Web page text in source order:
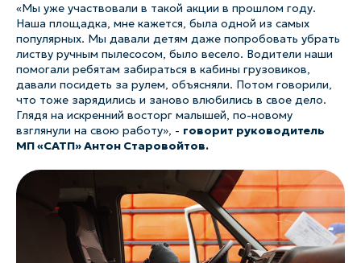
«Мы уже участвовали в такой акции в прошлом году.
Наша площадка, мне кажется, была одной из самых
популярных. Мы давали детям даже попробовать убрать
листву ручным пылесосом, было весело. Водители наши
помогали ребятам забираться в кабины грузовиков,
давали посидеть за рулем, объясняли. Потом говорили,
что тоже зарядились и заново влюбились в свое дело.
Глядя на искренний восторг малышей, по-новому
взглянули на свою работу», - говорит руководитель
МП «САТП» Антон Старовойтов.